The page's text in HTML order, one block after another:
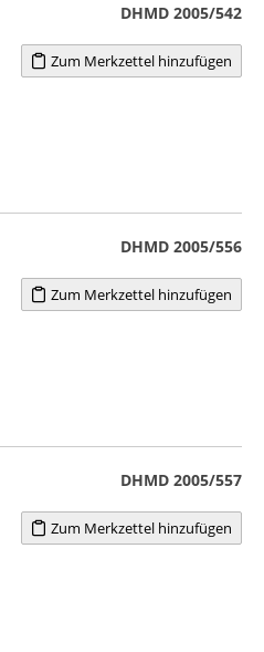
DHMD 2005/542
Zum Merkzettel hinzufügen
DHMD 2005/556
Zum Merkzettel hinzufügen
DHMD 2005/557
Zum Merkzettel hinzufügen